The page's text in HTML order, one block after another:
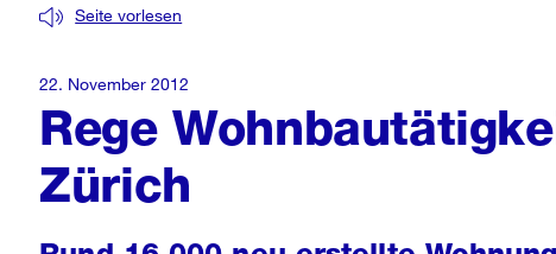
Rege
Zürich
Seite vorlesen
22. November 2012